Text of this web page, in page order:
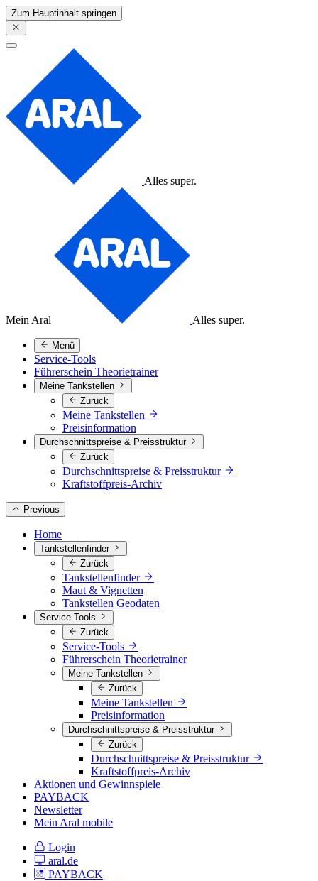
Zum Hauptinhalt springen
Alles super.
Mein Aral Alles super.
Menü
Service-Tools
Führerschein Theorietrainer
Meine Tankstellen
Zurück
Meine Tankstellen
Preisinformation
Durchschnittspreise & Preisstruktur
Zurück
Durchschnittspreise & Preisstruktur
Kraftstoffpreis-Archiv
Previous
Home
Tankstellenfinder
Zurück
Tankstellenfinder
Maut & Vignetten
Tankstellen Geodaten
Service-Tools
Zurück
Service-Tools
Führerschein Theorietrainer
Meine Tankstellen
Zurück
Meine Tankstellen
Preisinformation
Durchschnittspreise & Preisstruktur
Zurück
Durchschnittspreise & Preisstruktur
Kraftstoffpreis-Archiv
Aktionen und Gewinnspiele
PAYBACK
Newsletter
Mein Aral mobile
Login
aral.de
PAYBACK